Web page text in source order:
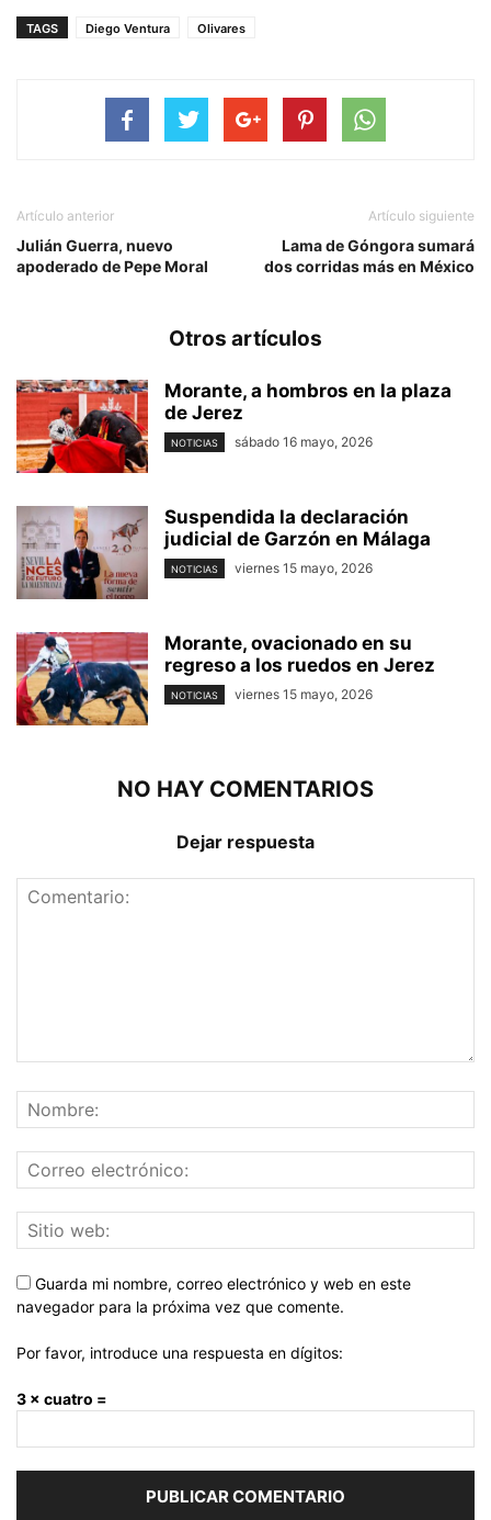
TAGS Diego Ventura Olivares
Artículo anterior
Julián Guerra, nuevo
apoderado de Pepe Moral
Artículo siguiente
Lama de Góngora sumará
dos corridas más en México
Otros artículos
Morante, a hombros en la plaza
de Jerez
NOTICIAS sábado 16 mayo, 2026
Suspendida la declaración
judicial de Garzón en Málaga
NOTICIAS viernes 15 mayo, 2026
Morante, ovacionado en su
regreso a los ruedos en Jerez
NOTICIAS viernes 15 mayo, 2026
NO HAY COMENTARIOS
Dejar respuesta
Guarda mi nombre, correo electrónico y web en este
navegador para la próxima vez que comente.
Por favor, introduce una respuesta en dígitos:
3 × cuatro =